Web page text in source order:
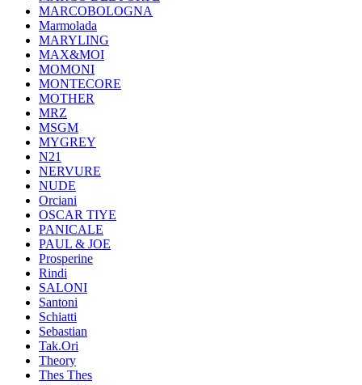
MARCOBOLOGNA
Marmolada
MARYLING
MAX&MOI
MOMONI
MONTECORE
MOTHER
MRZ
MSGM
MYGREY
N21
NERVURE
NUDE
Orciani
OSCAR TIYE
PANICALE
PAUL & JOE
Prosperine
Rindi
SALONI
Santoni
Schiatti
Sebastian
Tak.Ori
Theory
Thes Thes